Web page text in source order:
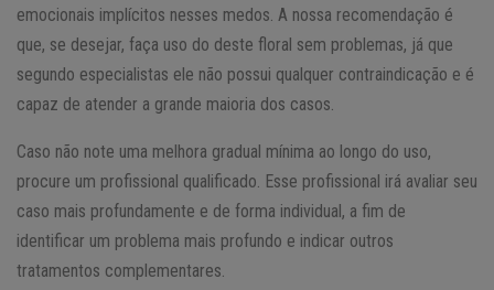
emocionais implícitos nesses medos. A nossa recomendação é
que, se desejar, faça uso do deste floral sem problemas, já que
segundo especialistas ele não possui qualquer contraindicação e é
capaz de atender a grande maioria dos casos.
Caso não note uma melhora gradual mínima ao longo do uso,
procure um profissional qualificado. Esse profissional irá avaliar seu
caso mais profundamente e de forma individual, a fim de
identificar um problema mais profundo e indicar outros
tratamentos complementares.